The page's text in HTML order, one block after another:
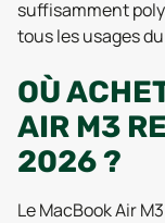
suffisamment
tous les usages
OÙ
AIR M3
2026 ?
Le MacBook Air